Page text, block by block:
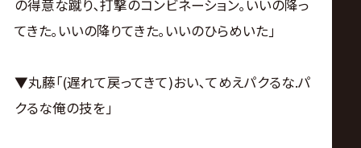
の得意な蹴り､打撃のコンビネーション｡いいの降っ
てきた｡いいの降りてきた｡いいのひらめいた｣
▼丸藤｢(遅れて戻ってきて)おい､てめえパクるな.パ
クるな俺の技を｣